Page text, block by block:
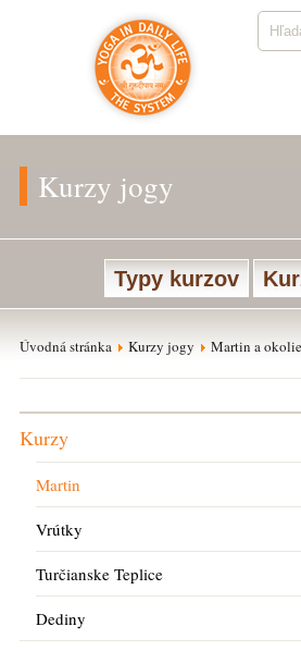
Kurzy jogy
Typy kurzov
Úvodná stránka Kurzy jogy Martin a okolie
Kurzy
Martin
Vrútky
Turčianske Teplice
Dediny